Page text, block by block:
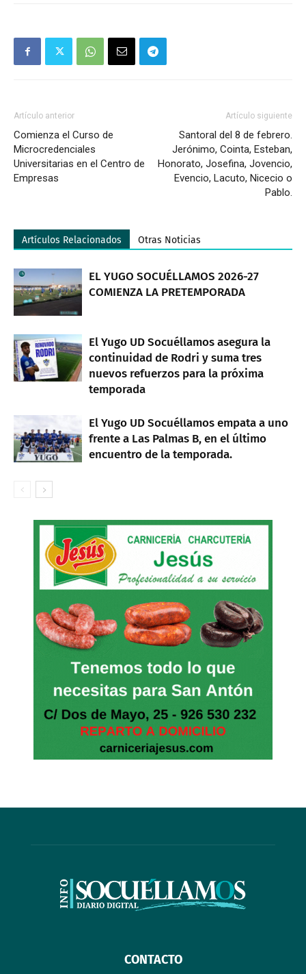
Artículo anterior
Comienza el Curso de
Microcredenciales
Universitarias en el Centro de
Empresas
Artículo siguiente
Santoral del 8 de febrero.
Jerónimo, Cointa, Esteban,
Honorato, Josefina, Jovencio,
Evencio, Lacuto, Nicecio o
Pablo.
Artículos Relacionados Otras Noticias
EL YUGO SOCUÉLLAMOS 2026-27
COMIENZA LA PRETEMPORADA
El Yugo UD Socuéllamos asegura la
continuidad de Rodri y suma tres
nuevos refuerzos para la próxima
temporada
El Yugo UD Socuéllamos empata a uno
frente a Las Palmas B, en el último
encuentro de la temporada.
CONTACTO